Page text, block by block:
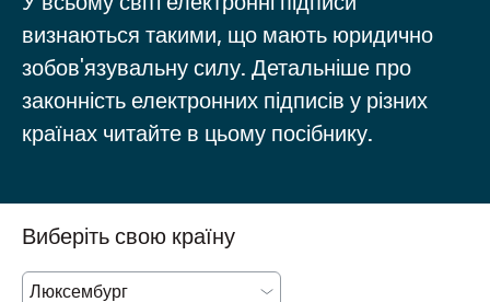
визнаються такими, що мають юридично
зобов'язувальну силу. Детальніше про
законність електронних підписів у різних
країнах читайте в цьому посібнику.
Виберіть свою країну